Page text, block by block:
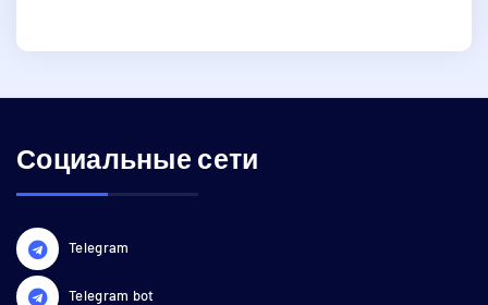
Социальные сети
Telegram
Telegram bot